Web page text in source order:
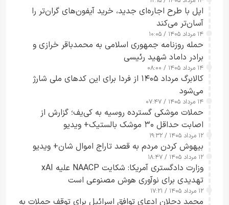
اپل با طرح اجاره‌ای جدید، خرید آیفون‌های گران‌تر را
آسان‌تر می‌کند
۱۴ مرداد ۱۴۰۵ / ۱۰:۰۵
حمله روزنامه جمهوری اسلامی به محمدباقر خرازی و
برادر داماد شهید رئیسی
۱۴ مرداد ۱۴۰۵ / ۰۸:۰۰
کالابرگ مرداد ۱۴۰۵ از فردا برای این کدهای ملی شارژ
می‌شود
۱۴ مرداد ۱۴۰۵ / ۰۷:۴۷
حملات موشکی گسترده روسیه به کی‌یف؛ گزارش از
اصابت حداقل ۳۰ موشک بالستیک+ ویدیو
۱۲ مرداد ۱۴۰۵ / ۱۹:۳۲
بیهوش کردن مردم به قصد تاراج اموال شان+ ویدیو
۱۲ مرداد ۱۴۰۵ / ۱۸:۴۷
وزارت دادگستری آمریکا: شکایت NAACP علیه xAI
تهدیدی برای نوآوری هوش مصنوعی است
۱۲ مرداد ۱۴۰۵ / ۱۷:۲۱
محمد دحلان ادعای توافق اسرائیل برای توقف حملات به